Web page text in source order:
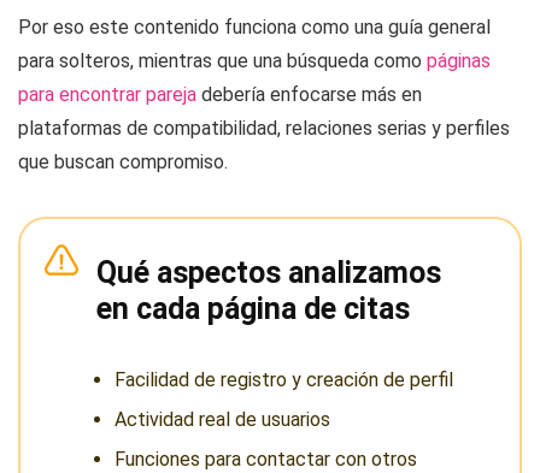
Por eso este contenido funciona como una guía general
para solteros, mientras que una búsqueda como páginas
para encontrar pareja debería enfocarse más en
plataformas de compatibilidad, relaciones serias y perfiles
que buscan compromiso.
Qué aspectos analizamos
en cada página de citas
Facilidad de registro y creación de perfil
Actividad real de usuarios
Funciones para contactar con otros